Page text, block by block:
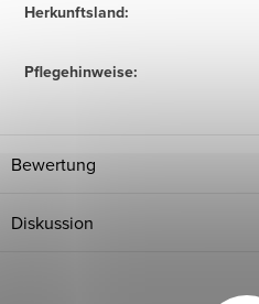
Herkunftsland:
Pflegehinweise:
Bewertung
Diskussion